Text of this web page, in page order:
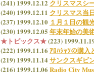
(241) 1999.12.12 クリスマスシ
(240) 1999.12.11 クリスマス当
(237) 1999.12.10 １月１日の観
(230) 1999.12.05 年末年始の美
★トピックス★(223)
(222) 1999.11.16 ｱﾛﾊｼｬﾂの購入
(219) 1999.11.14サンクスギビ
(216) 1999.11.06 Radio City